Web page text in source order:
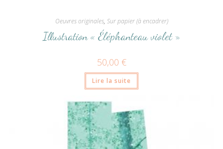
Oeuvres originales, Sur papier (à encadrer)
Illustration « Éléphanteau violet »
50,00 €
Lire la suite